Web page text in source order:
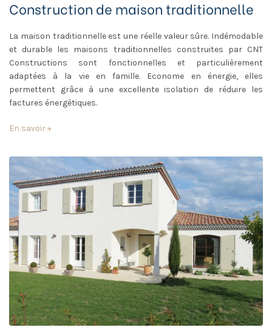
Construction de maison traditionnelle
La maison traditionnelle est une réelle valeur sûre. Indémodable
et durable les maisons traditionnelles construites par CNT
Constructions sont fonctionnelles et particulièrement
adaptées à la vie en famille. Econome en énergie, elles
permettent grâce à une excellente isolation de réduire les
factures énergétiques.
En savoir +